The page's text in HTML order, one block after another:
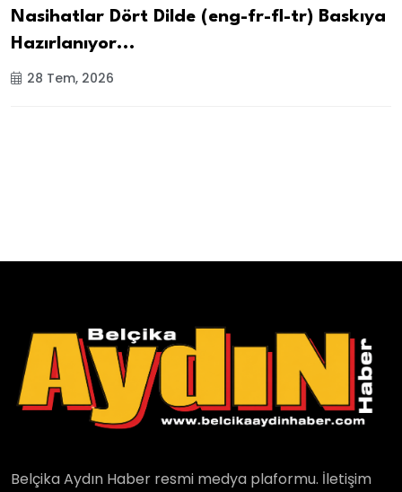
Nasihatlar Dört Dilde (eng-fr-fl-tr) Baskıya
Hazırlanıyor...
28 Tem, 2026
Belçika Aydın Haber resmi medya plaformu. İletişim